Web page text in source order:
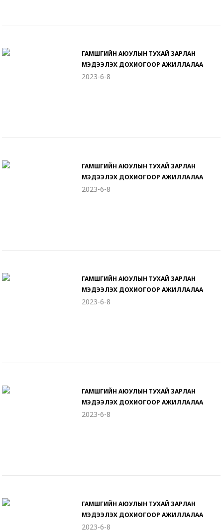
ГАМШГИЙН АЮУЛЫН ТУХАЙ ЗАРЛАН
МЭДЭЭЛЭХ ДОХИОГООР АЖИЛЛАЛАА
2023-6-8
ГАМШГИЙН АЮУЛЫН ТУХАЙ ЗАРЛАН
МЭДЭЭЛЭХ ДОХИОГООР АЖИЛЛАЛАА
2023-6-8
ГАМШГИЙН АЮУЛЫН ТУХАЙ ЗАРЛАН
МЭДЭЭЛЭХ ДОХИОГООР АЖИЛЛАЛАА
2023-6-8
ГАМШГИЙН АЮУЛЫН ТУХАЙ ЗАРЛАН
МЭДЭЭЛЭХ ДОХИОГООР АЖИЛЛАЛАА
2023-6-8
ГАМШГИЙН АЮУЛЫН ТУХАЙ ЗАРЛАН
МЭДЭЭЛЭХ ДОХИОГООР АЖИЛЛАЛАА
2023-6-8